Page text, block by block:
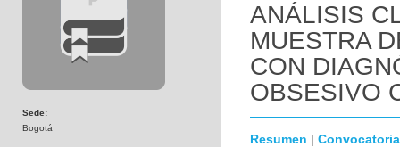
Sede:
Bogotá
ANÁLISIS
MUESTRA
CON
OBSESIVO
Resumen | Convocatoria